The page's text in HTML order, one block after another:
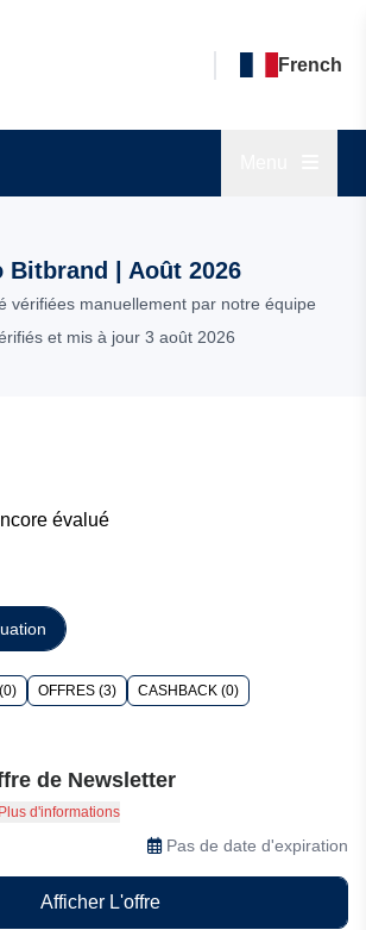
French
Bitbrand | Août 2026
vérifiées manuellement par notre équipe
et mis à jour 3 août 2026
évalué
OFFRES (3) CASHBACK (0)
de Newsletter
vous pour recevoir les dernières
de la collection, du contenu exclusif
Plus d'informations
Pas de date d'expiration
Afficher L'offre